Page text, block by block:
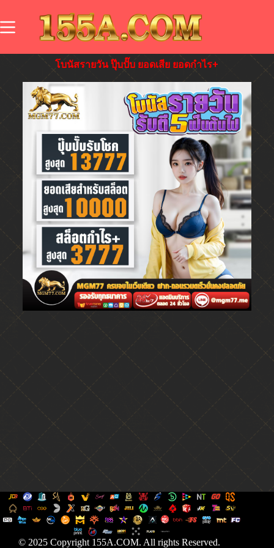
โบนัสรายวัน ปุ๊บปั๊บ ยอดเสีย ยอดกำไร+
© 2025 Copyright 155A.COM. All rights Reserved.